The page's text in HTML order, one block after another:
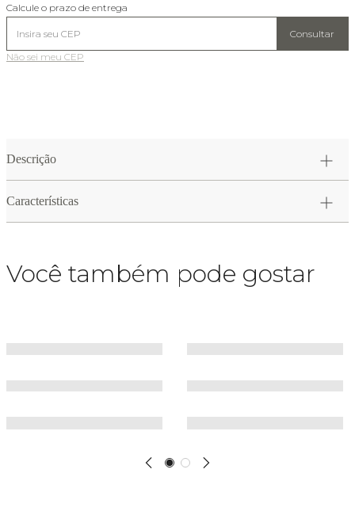
Calcule o prazo de entrega
Consultar
Não sei meu CEP
Descrição
Características
Você também pode gostar